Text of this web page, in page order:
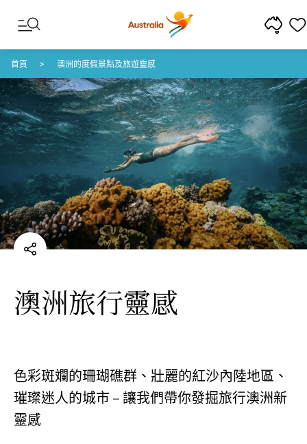
跳至內容
跳至頁尾導覽
首頁 澳洲的度假景點及旅遊靈感
澳洲旅行靈感
色彩斑斕的珊瑚礁群、壯麗的紅沙內陸地區、
璀璨迷人的城市 – 讓我們帶你發掘旅行澳洲新
靈感